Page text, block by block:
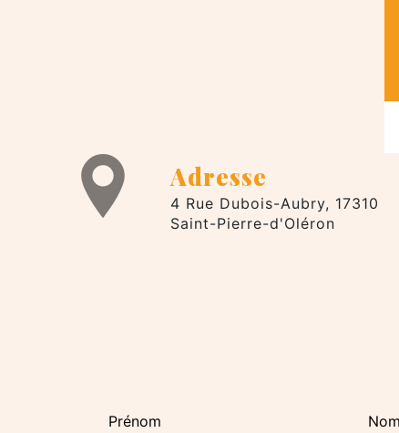
Adresse
4 Rue Dubois-Aubry, 17310
Saint-Pierre-d'Oléron